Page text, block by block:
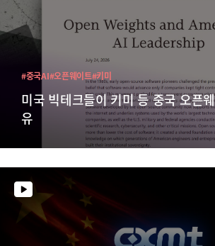
미국 빅테크들이 키미 등 중국 오픈
유
#중국AI#오픈웨이트#키미